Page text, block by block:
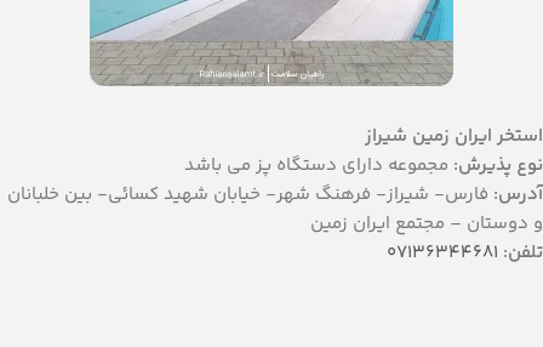
استخر ایران زمین شیراز
نوع پذیرش: مجموعه دارای دستگاه پز می باشد
آدرس: فارس- شیراز- فرهنگ شهر- خیابان شهید کسائی- بین خلبانان
و دوستان – مجتمع ایران زمین
تلفن: 07136344681